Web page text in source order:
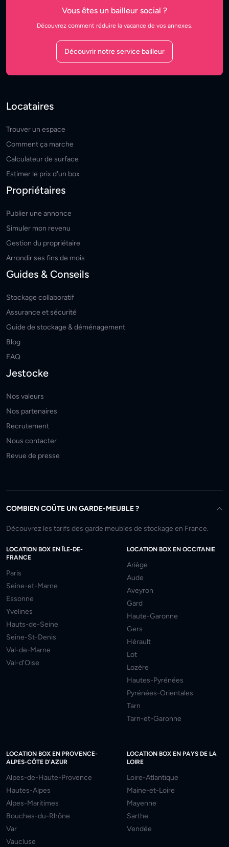
Vous êtes un bailleur social ?
Découvrez comment réduire la vacance de vos annexes.
Découvrir notre service bailleur
Locataires
Trouver un espace
Comment ça marche
Calculateur de surface
Estimer le prix d'un box
Propriétaires
Publier une annonce
Simuler mon revenu
Gestion du propriétaire
Arrondir ses fins de mois
Guides & Conseils
Stockage collaboratif
Assurance et sécurité
Guide de stockage & déménagement
Blog
FAQ
Jestocke
Nos valeurs
Nos partenaires
Recrutement
Nous contacter
Revue de presse
COMBIEN COÛTE UN GARDE-MEUBLE ?
Découvrez les tarifs des garde meubles de stockage en France.
LOCATION BOX EN ÎLE-DE-
FRANCE
Paris
Seine-et-Marne
Essonne
Yvelines
Hauts-de-Seine
Seine-St-Denis
Val-de-Marne
Val-d'Oise
LOCATION BOX EN OCCITANIE
Ariège
Aude
Aveyron
Gard
Haute-Garonne
Gers
Hérault
Lot
Lozère
Hautes-Pyrénées
Pyrénées-Orientales
Tarn
Tarn-et-Garonne
LOCATION BOX EN PROVENCE-
ALPES-CÔTE D'AZUR
Alpes-de-Haute-Provence
Hautes-Alpes
Alpes-Maritimes
Bouches-du-Rhône
Var
Vaucluse
LOCATION BOX EN PAYS DE LA
LOIRE
Loire-Atlantique
Maine-et-Loire
Mayenne
Sarthe
Vendée